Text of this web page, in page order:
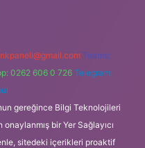
Teams:
0262 606 0 726 Telegram:
gereğince Bilgi Teknolojileri
bir Yer Sağlayıcı
sitedeki içerikleri proaktif